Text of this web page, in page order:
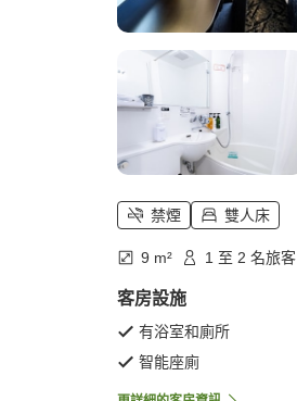
禁煙 雙人床
9 m² 1 至 2 名旅客
客房設施
有浴室和廁所
智能座廁